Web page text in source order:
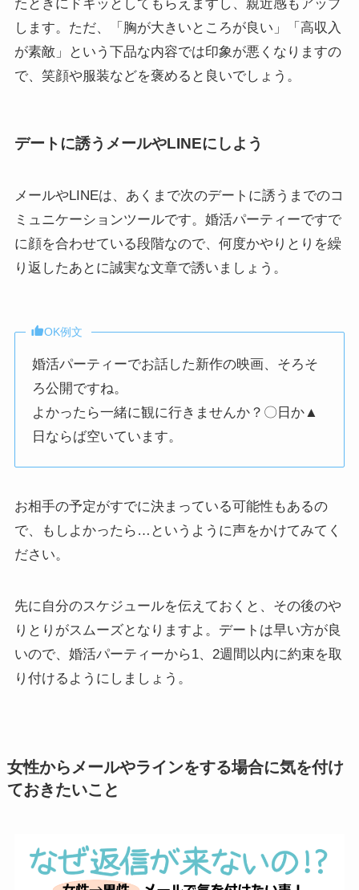
たときにドキッとしてもらえますし、親近感もアップ
します。ただ、「胸が大きいところが良い」「高収入
が素敵」という下品な内容では印象が悪くなりますの
で、笑顔や服装などを褒めると良いでしょう。
デートに誘うメールやLINEにしよう
メールやLINEは、あくまで次のデートに誘うまでのコ
ミュニケーションツールです。婚活パーティーですで
に顔を合わせている段階なので、何度かやりとりを繰
り返したあとに誠実な文章で誘いましょう。
OK例文
婚活パーティーでお話した新作の映画、そろそ
ろ公開ですね。
よかったら一緒に観に行きませんか？〇日か▲
日ならば空いています。
お相手の予定がすでに決まっている可能性もあるの
で、もしよかったら…というように声をかけてみてく
ださい。
先に自分のスケジュールを伝えておくと、その後のや
りとりがスムーズとなりますよ。デートは早い方が良
いので、婚活パーティーから1、2週間以内に約束を取
り付けるようにしましょう。
女性からメールやラインをする場合に気を付け
ておきたいこと